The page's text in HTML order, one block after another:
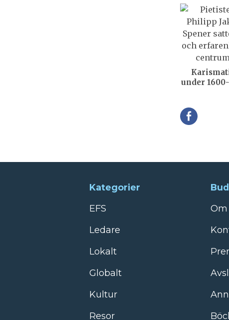
under
Kategorier
EFS
Ledare
Lokalt
Globalt
Kultur
Resor